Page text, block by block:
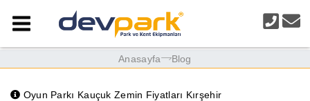
Anasayfa Blog
Oyun Parkı Kauçuk Zemin Fiyatları Kırşehir